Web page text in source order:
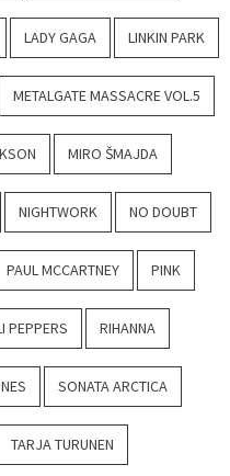
LADY GAGA LINKIN PARK
METALGATE MASSACRE VOL.5
MIRO ŠMAJDA
NIGHTWORK NO DOUBT
PAUL MCCARTNEY PINK
PEPPERS RIHANNA
SONATA ARCTICA
TARJA TURUNEN